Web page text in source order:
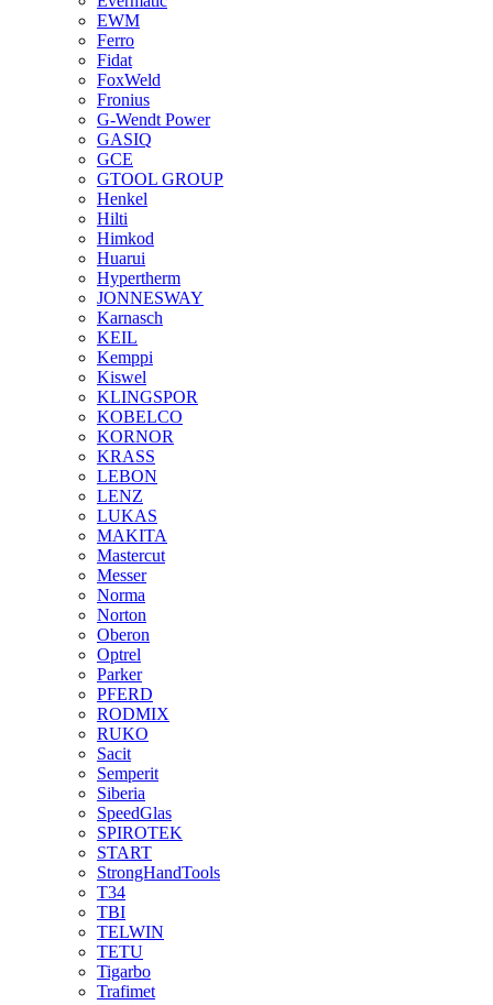
EWM
Ferro
Fidat
FoxWeld
Fronius
G-Wendt Power
GASIQ
GCE
GTOOL GROUP
Henkel
Hilti
Himkod
Huarui
Hypertherm
JONNESWAY
Karnasch
KEIL
Kemppi
Kiswel
KLINGSPOR
KOBELCO
KORNOR
KRASS
LEBON
LENZ
LUKAS
MAKITA
Mastercut
Messer
Norma
Norton
Oberon
Optrel
Parker
PFERD
RODMIX
RUKO
Sacit
Semperit
Siberia
SpeedGlas
SPIROTEK
START
StrongHandTools
T34
TBI
TELWIN
TETU
Tigarbo
Trafimet